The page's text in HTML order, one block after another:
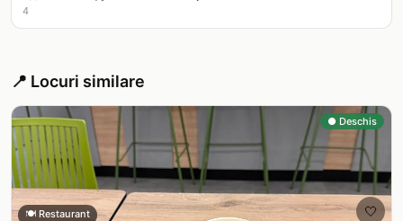
4
📍 Locuri similare
🤍
● Deschis
🍽️ Restaurant